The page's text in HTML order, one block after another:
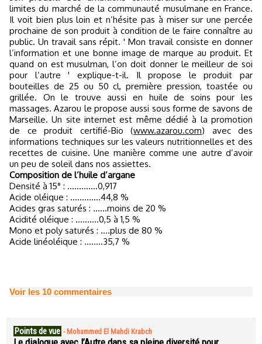
limites du marché de la communauté musulmane en France.
Il voit bien plus loin et n’hésite pas à miser sur une percée
prochaine de son produit à condition de le faire connaître au
public. Un travail sans répit. ' Mon travail consiste en donner
l’information et une bonne image de marque au produit. Et
quand on est musulman, l’on doit donner le meilleur de soi
pour l’autre ' explique-t-il. Il propose le produit par
bouteilles de 25 ou 50 cl, première pression, toastée ou
grillée. On le trouve aussi en huile de soins pour les
massages. Azarou le propose aussi sous forme de savons de
Marseille. Un site internet est même dédié à la promotion
de ce produit certifié-Bio (www.azarou.com) avec des
informations techniques sur les valeurs nutritionnelles et des
recettes de cuisine. Une manière comme une autre d’avoir
un peu de soleil dans nos assiettes.
Composition de l’huile d’argane
Densité à 15° : ………….0,917
Acide oléique : ………….44,8 %
Acides gras saturés : ……moins de 20 %
Acidité oléique : ……….0,5 à 1,5 %
Mono et poly saturés : ….plus de 80 %
Acide linéoléique : ……..35,7 %
Voir les 10 commentaires
Points de vue - Mohammed El Mahdi Krabch